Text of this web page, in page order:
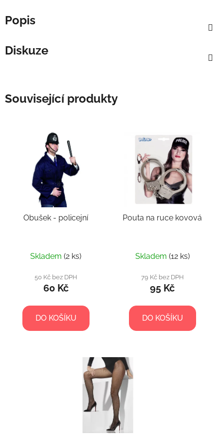
Popis
Diskuze
Související produkty
Obušek - policejní
Skladem (2 ks)
50 Kč bez DPH
60 Kč
DO KOŠÍKU
Pouta na ruce kovová
Skladem (12 ks)
79 Kč bez DPH
95 Kč
DO KOŠÍKU